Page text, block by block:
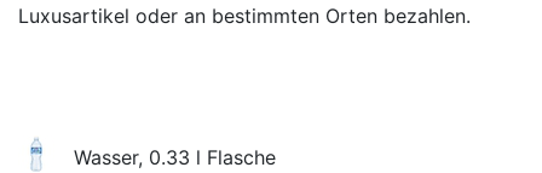
Luxusartikel oder an bestimmten Orten bezahlen.
Wasser, 0.33 l Flasche